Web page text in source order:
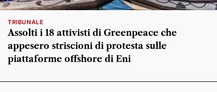
TRIBUNALE
Assolti i 18 attivisti di Greenpeace che
appesero striscioni di protesta sulle
piattaforme offshore di Eni